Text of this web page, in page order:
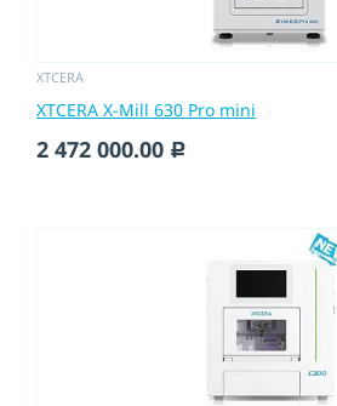
XTCERA
XTCERA X-Mill 630 Pro mini
2 472 000.00 c